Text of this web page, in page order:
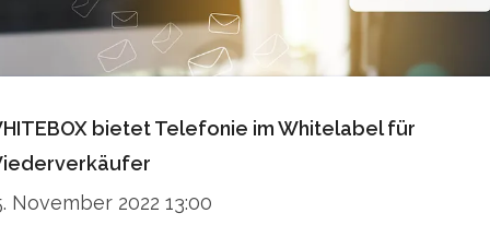
bietet Telefonie im Whitelabel für
November 2022 13:00